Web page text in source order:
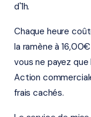
d'1h.
Chaque heure
la ramène à
vous ne payez
Action
frais cachés.